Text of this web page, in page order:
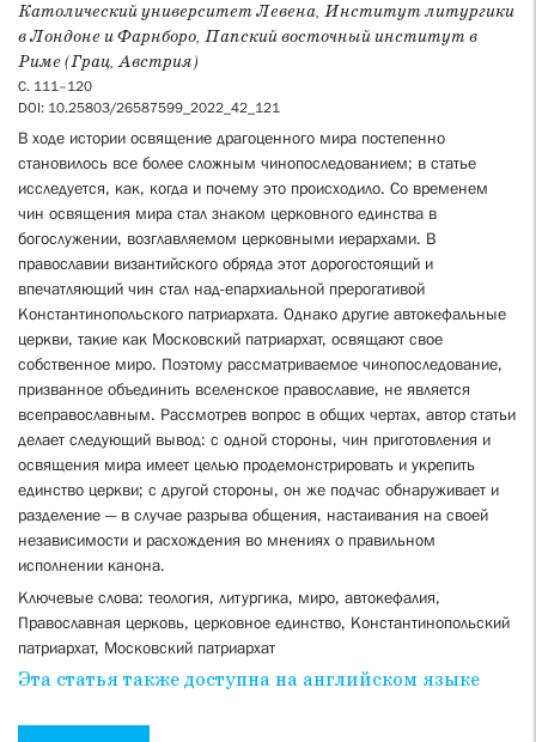
Католический университет Левена, Институт литургики
в Лондоне и Фарнборо, Папский восточный институт в
Риме (Грац, Австрия)
С. 111–120
DOI: 10.25803/26587599_2022_42_121
В ходе истории освящение драгоценного мира постепенно
становилось все более сложным чинопоследованием; в статье
исследуется, как, когда и почему это происходило. Со временем
чин освящения мира стал знаком церковного единства в
богослужении, возглавляемом церковными иерархами. В
православии византийского обряда этот дорогостоящий и
впечатляющий чин стал над-епархиальной прерогативой
Константинопольского патриархата. Однако другие автокефальные
церкви, такие как Московский патриархат, освящают свое
собственное миро. Поэтому рассматриваемое чинопоследование,
призванное объединить вселенское православие, не является
всеправославным. Рассмотрев вопрос в общих чертах, автор статьи
делает следующий вывод: с одной стороны, чин приготовления и
освящения мира имеет целью продемонстрировать и укрепить
единство церкви; с другой стороны, он же подчас обнаруживает и
разделение — в случае разрыва общения, настаивания на своей
независимости и расхождения во мнениях о правильном
исполнении канона.
Ключевые слова: теология, литургика, миро, автокефалия,
Православная церковь, церковное единство, Константинопольский
патриархат, Московский патриархат
Эта статья также доступна на английском языке